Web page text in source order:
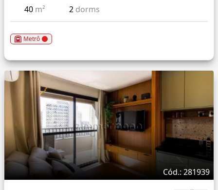
40 m² 2 dorms
Metrô
Cód.: 281939